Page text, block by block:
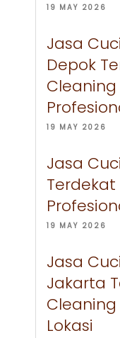
19 MAY 2026
Jasa
Depok
19 MAY 2026
Jasa
Terdekat
19 MAY 2026
Jasa
Jakarta
Lokasi